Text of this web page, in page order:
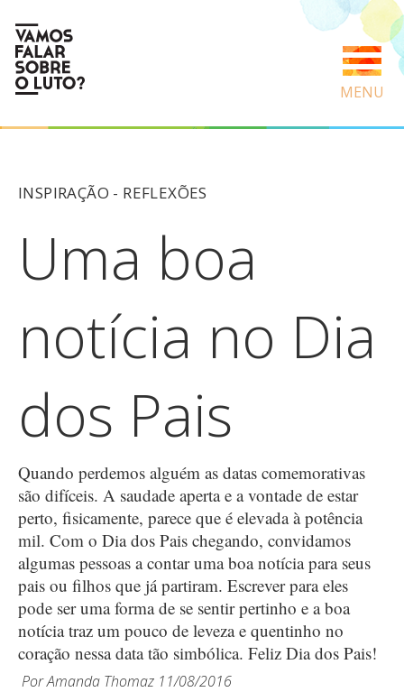
MENU
INSPIRAÇÃO - REFLEXÕES
Uma boa
notícia no Dia
dos Pais
Quando perdemos alguém as datas comemorativas
são difíceis. A saudade aperta e a vontade de estar
perto, fisicamente, parece que é elevada à potência
mil. Com o Dia dos Pais chegando, convidamos
algumas pessoas a contar uma boa notícia para seus
pais ou filhos que já partiram. Escrever para eles
pode ser uma forma de se sentir pertinho e a boa
notícia traz um pouco de leveza e quentinho no
coração nessa data tão simbólica. Feliz Dia dos Pais!
PorAmanda Thomaz 11/08/2016